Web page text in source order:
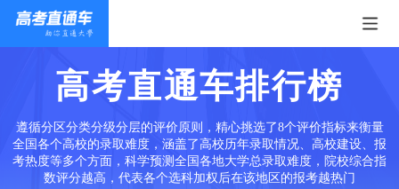
高考直通车排行榜
遵循分区分类分级分层的评价原则，精心挑选了8个评价指标来衡量
全国各个高校的录取难度，涵盖了高校历年录取情况、高校建设、报
考热度等多个方面，科学预测全国各地大学总录取难度，院校综合指
数评分越高，代表各个选科加权后在该地区的报考越热门